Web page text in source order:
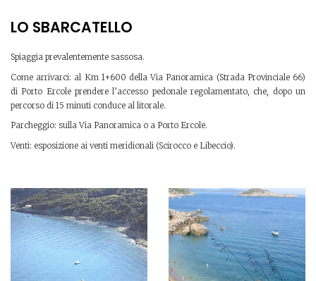
LO SBARCATELLO
Spiaggia prevalentemente sassosa.
Come arrivarci: al Km 1+600 della Via Panoramica (Strada Provinciale 66)
di Porto Ercole prendere l’accesso pedonale regolamentato, che, dopo un
percorso di 15 minuti conduce al litorale.
Parcheggio: sulla Via Panoramica o a Porto Ercole.
Venti: esposizione ai venti meridionali (Scirocco e Libeccio).